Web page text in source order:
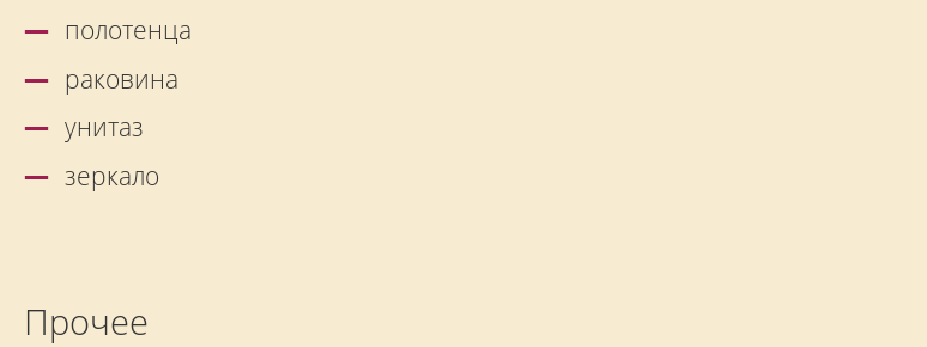
полотенца
раковина
унитаз
зеркало
Прочее